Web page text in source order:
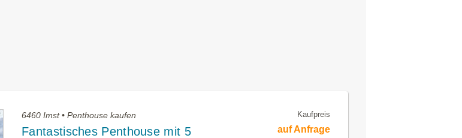
6460 Imst • Penthouse kaufen
Fantastisches Penthouse mit 5
Kaufpreis
auf Anfrage